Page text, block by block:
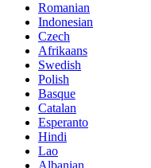
Romanian
Indonesian
Czech
Afrikaans
Swedish
Polish
Basque
Catalan
Esperanto
Hindi
Lao
Albanian